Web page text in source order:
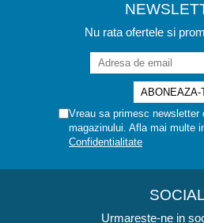
Nu rata ofertele si
Vreau sa primesc newsletter
magazinului. Afla mai multe
Confidentialitate
SOCIAL
Urmareste-ne in